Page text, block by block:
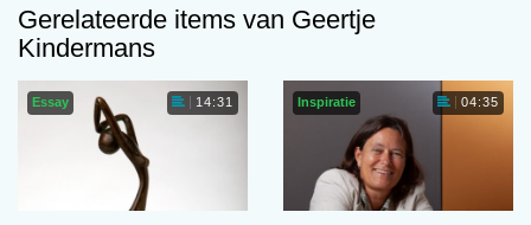
Gerelateerde items van Geertje
Kindermans
Essay 14:31 Inspiratie 04:35